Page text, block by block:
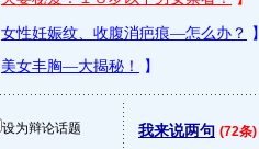
设为辩论话题 我来说两句 (72条)